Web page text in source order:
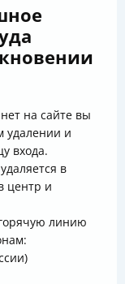
на сайте вы
удалении и
входа.
в
центр и
линию